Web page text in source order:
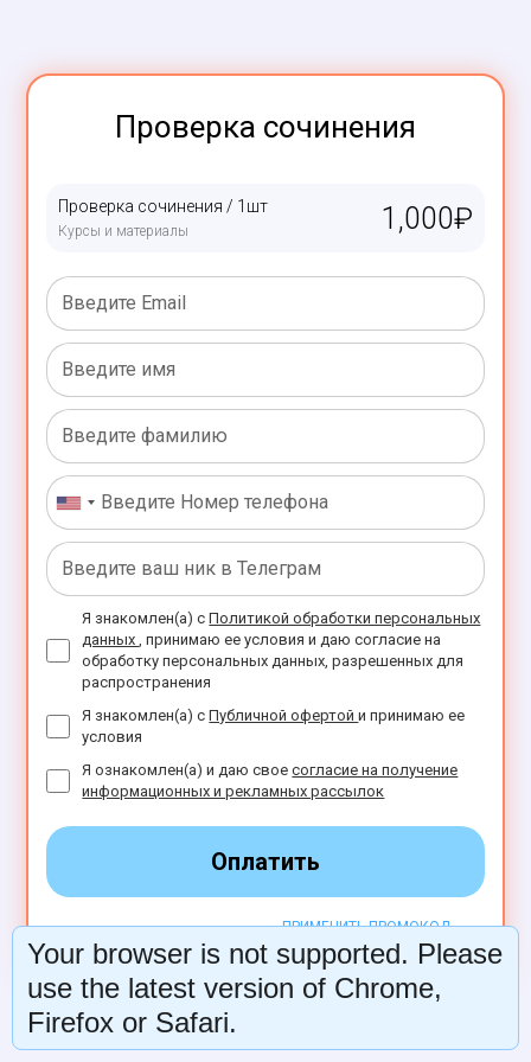
Проверка сочинения
Проверка сочинения / 1шт
Курсы и материалы 1,000₽
Я знакомлен(а) сПолитикой обработки персональных
данных, принимаю ее условия и даю согласие на
обработку персональных данных, разрешенных для
распространения
Я знакомлен(а) сПубличной офертойи принимаю ее
условия
Я ознакомлен(а) и даю своесогласие на получение
информационных и рекламных рассылок
Оплатить
ПРИМЕНИТЬ ПРОМОКОД
Your browser is not supported. Please
use the latest version of Chrome,
Firefox or Safari.